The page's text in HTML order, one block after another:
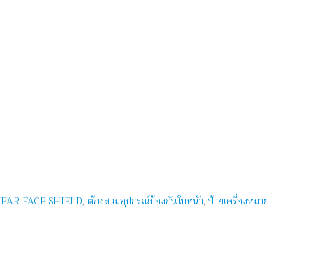
FACE SHIELD, ต้องสวมอุปกรณ์ป้องกันใบหน้า, ป้ายเครื่องหมาย